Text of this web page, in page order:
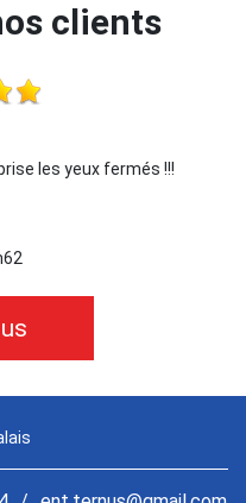
clients
recommande !!
De Ornella